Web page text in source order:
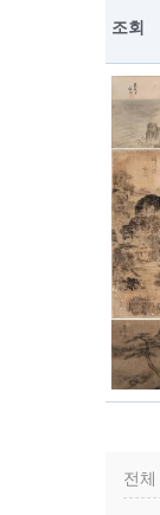
조회
전체